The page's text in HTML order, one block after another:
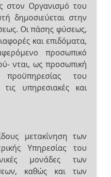
στον Οργανισμό του
δημοσιεύεται στην
Οι πάσης φύσεως,
και επιδόματα,
προσωπικό
νται, ως προσωπική
του
υπηρεσιακές και
μετακίνηση των
Υπηρεσίας του
μονάδες των
καθώς και των